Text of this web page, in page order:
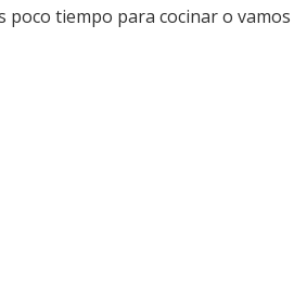
tiempo para cocinar o vamos